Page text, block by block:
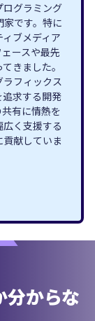
ログラミング
です。特に
ブメディア
ースや最先
きました。
フィックス
求する開発
有に情熱を
く支援する
献していま
分からな